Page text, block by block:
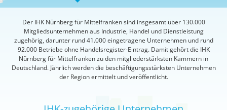
Der IHK Nürnberg für Mittelfranken sind insgesamt über 130.000
Mitgliedsunternehmen aus Industrie, Handel und Dienstleistung
zugehörig, darunter rund 41.000 eingetragene Unternehmen und rund
92.000 Betriebe ohne Handelsregister-Eintrag. Damit gehört die IHK
Nürnberg für Mittelfranken zu den mitgliederstärksten Kammern in
Deutschland. Jährlich werden die beschäftigungsstärksten Unternehmen
der Region ermittelt und veröffentlicht.